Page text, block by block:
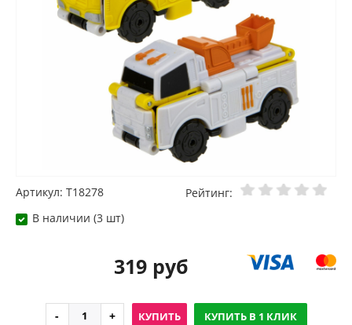
Артикул: T18278
Рейтинг:
В наличии (3 шт)
319 руб
КУПИТЬ КУПИТЬ В 1 КЛИК